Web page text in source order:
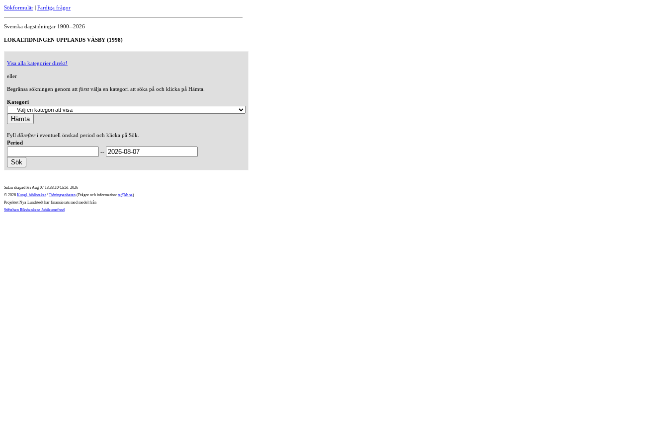
Sökformulär | Färdiga frågor
Svenska dagstidningar 1900--2026
LOKALTIDNINGEN UPPLANDS VÄSBY (1998)
Visa alla kategorier direkt!
eller
Begränsa sökningen genom att förstvälja en kategori att söka på och klicka på Hämta.
Kategori
Fyll därefteri eventuell önskad period och klicka på Sök.
Period
--
Sidan skapad Fri Aug 07 13:33:10 CEST 2026
© 2026 Kungl. biblioteket / Tidningsenheten (Frågor och information: te@kb.se)
Projektet Nya Lundstedt har finansierats med medel från
Stiftelsen Riksbankens Jubileumsfond